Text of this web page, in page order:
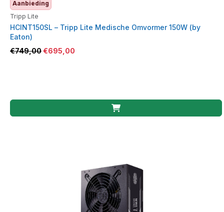
Aanbieding
Tripp Lite
HCINT150SL – Tripp Lite Medische Omvormer 150W (by
Eaton)
€749,00€695,00